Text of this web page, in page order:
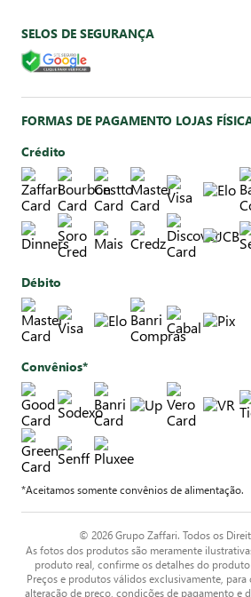
SELOS DE SEGURANÇA
FORMAS DE PAGAMENTO LOJAS
Crédito
Débito
Convênios*
*Aceitamos somente convênios de alimentação.
© 2026 Grupo Zaffari. Todos os
As fotos dos produtos são meramente
produto real, confirme os detalhes do
Preços e produtos válidos exclusivamente,
alteração de preço, condições de pagamento e